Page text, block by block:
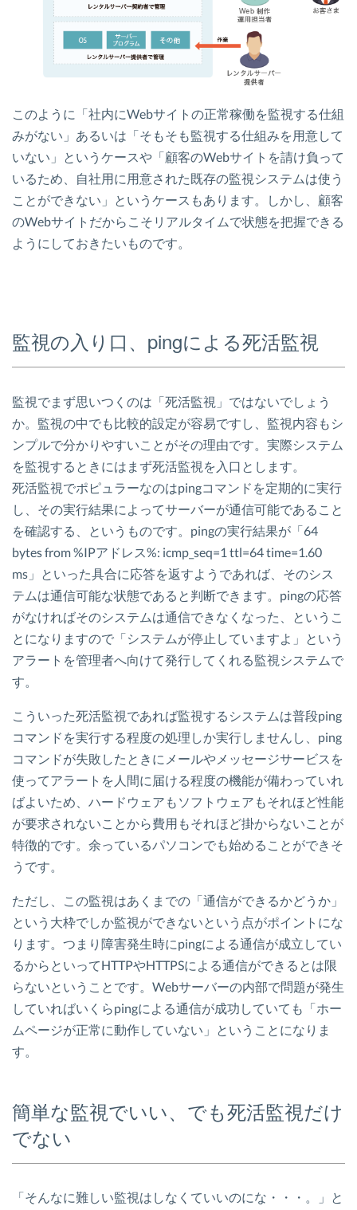
このように「社内にWebサイトの正常稼働を監視する仕組
みがない」あるいは「そもそも監視する仕組みを用意して
いない」というケースや「顧客のWebサイトを請け負って
いるため、自社用に用意された既存の監視システムは使う
ことができない」というケースもあります。しかし、顧客
のWebサイトだからこそリアルタイムで状態を把握できる
ようにしておきたいものです。
監視の入り口、pingによる死活監視
監視でまず思いつくのは「死活監視」ではないでしょう
か。監視の中でも比較的設定が容易ですし、監視内容もシ
ンプルで分かりやすいことがその理由です。実際システム
を監視するときにはまず死活監視を入口とします。
死活監視でポピュラーなのはpingコマンドを定期的に実行
し、その実行結果によってサーバーが通信可能であること
を確認する、というものです。pingの実行結果が「64
bytes from %IPアドレス%: icmp_seq=1 ttl=64 time=1.60
ms」といった具合に応答を返すようであれば、そのシス
テムは通信可能な状態であると判断できます。pingの応答
がなければそのシステムは通信できなくなった、というこ
とになりますので「システムが停止していますよ」という
アラートを管理者へ向けて発行してくれる監視システムで
す。
こういった死活監視であれば監視するシステムは普段ping
コマンドを実行する程度の処理しか実行しませんし、ping
コマンドが失敗したときにメールやメッセージサービスを
使ってアラートを人間に届ける程度の機能が備わっていれ
ばよいため、ハードウェアもソフトウェアもそれほど性能
が要求されないことから費用もそれほど掛からないことが
特徴的です。余っているパソコンでも始めることができそ
うです。
ただし、この監視はあくまでの「通信ができるかどうか」
という大枠でしか監視ができないという点がポイントにな
ります。つまり障害発生時にpingによる通信が成立してい
るからといってHTTPやHTTPSによる通信ができるとは限
らないということです。Webサーバーの内部で問題が発生
していればいくらpingによる通信が成功していても「ホー
ムページが正常に動作していない」ということになりま
す。
簡単な監視でいい、でも死活監視だけ
でない
「そんなに難しい監視はしなくていいのにな・・・。」と